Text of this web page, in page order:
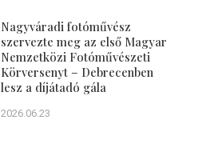
Nagyváradi fotóművész
szervezte meg az első Magyar
Nemzetközi Fotóművészeti
Körversenyt – Debrecenben
lesz a díjátadó gála
2026.06.23